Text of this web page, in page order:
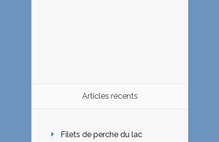
Articles récents
Filets de perche du lac